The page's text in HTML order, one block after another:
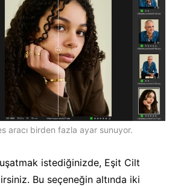
aracı birden fazla ayar sunuyor.
istediğinizde, Eşit Cilt
Bu seçeneğin altında iki